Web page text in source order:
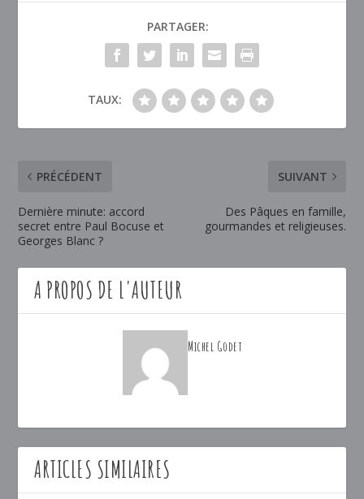
PARTAGER:
TAUX:
PRÉCÉDENT
Dernière minute: accord
secret entre Paul Bocuse et
Georges Blanc ?
SUIVANT
Des Pâques en famille,
gourmandes et religieuses.
A PROPOS DE L'AUTEUR
Michel Godet
ARTICLES SIMILAIRES